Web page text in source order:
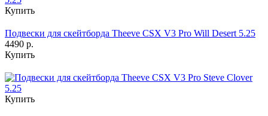
Купить
Подвески для скейтборда Theeve CSX V3 Pro Will Desert 5.25
4490 р.
Купить
Купить